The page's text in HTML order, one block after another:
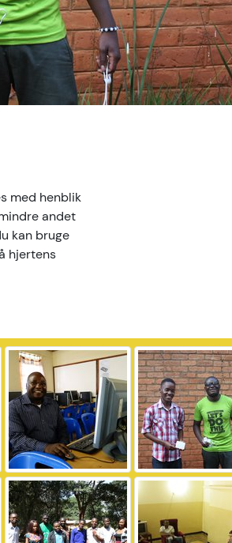
med henblik
andet
kan bruge
hjertens